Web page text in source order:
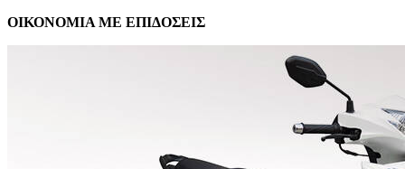
ΟΙΚΟΝΟΜΙΑ ΜΕ ΕΠΙΔΟΣΕΙΣ